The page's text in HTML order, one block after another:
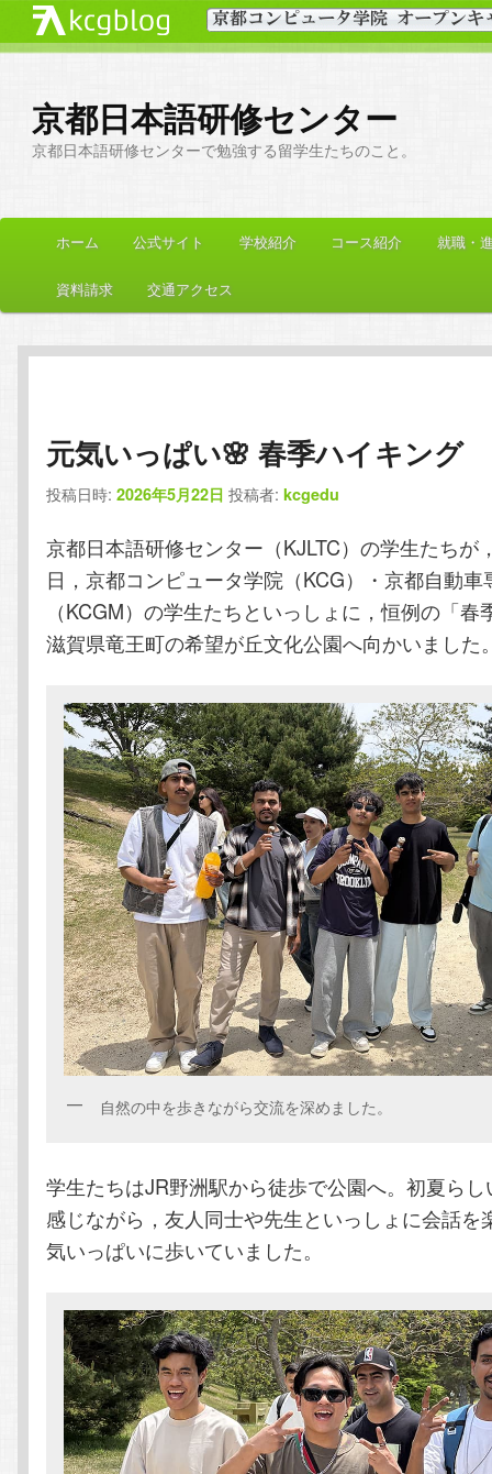
京都日本語研修センター
京都日本語研修センターで勉強する留学生たちのこと。
メ
メ
イ
ン
ン
ツ
移
動
サ
ブ
コ
テ
へ
動
ホーム 公式サイト 学校紹介 コース紹介 就職・
資料請求 交通アクセス
元気いっぱい🌸 春季ハイキング
投稿日時:2026年5月22日 投稿者:kcgedu
京都日本語研修センター（KJLTC）の学生たちが
日，京都コンピュータ学院（KCG）・京都自動車
（KCGM）の学生たちといっしょに，恒例の「
滋賀県竜王町の希望が丘文化公園へ向かいました
自然の中を歩きながら交流を深めました。
学生たちはJR野洲駅から徒歩で公園へ。初夏ら
感じながら，友人同士や先生といっしょに会話を
気いっぱいに歩いていました。